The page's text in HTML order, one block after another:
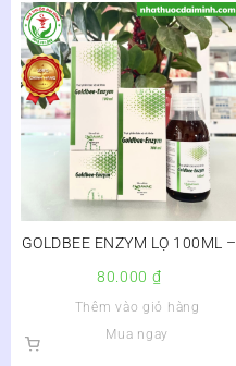
GOLDBEE ENZYM LỌ 100ML –
80.000 ₫
Thêm vào giỏ hàng
Mua ngay